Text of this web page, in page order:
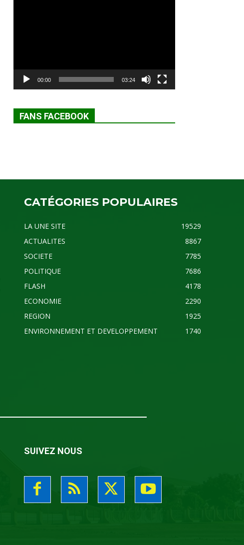
00:00 03:24
FANS FACEBOOK
CATÉGORIES POPULAIRES
LA UNE SITE
19529
ACTUALITES
8867
SOCIETE
7785
POLITIQUE
7686
FLASH
4178
ECONOMIE
2290
REGION
1925
ENVIRONNEMENT ET DEVELOPPEMENT
1740
SUIVEZ NOUS